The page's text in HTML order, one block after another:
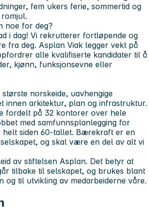
fem ukers ferie, sommertid og
noe for deg?
i dag! Vi rekrutterer fortløpende og
fra deg. Asplan Viak legger vekt på
alle kvalifiserte kandidater til å
kjønn, funksjonsevne eller
norskeide, uavhengige
innen arkitektur, plan og infrastruktur.
fordelt på 32 kontorer over hele
med samfunnsplanlegging for
helt siden 60-tallet. Bærekraft er en
og skal være en del av alt vi
av stiftelsen Asplan. Det betyr at
tilbake til selskapet, og brukes blant
og til utvikling av medarbeiderne våre.